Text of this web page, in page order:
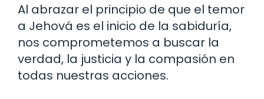
Al abrazar el principio de que el temor
a Jehová es el inicio de la sabiduría,
nos comprometemos a buscar la
verdad, la justicia y la compasión en
todas nuestras acciones.